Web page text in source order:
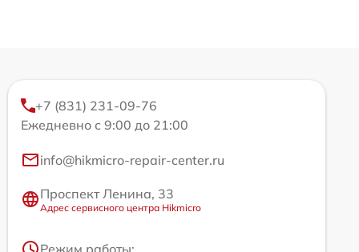
+7 (831) 231-09-76
Ежедневно с 9:00 до 21:00
info@hikmicro-repair-center.ru
Проспект Ленина, 33
Адрес сервисного центра Hikmicro
Режим работы: